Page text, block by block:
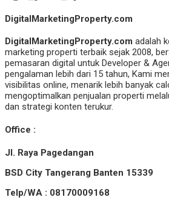
DigitalMarketingProperty.com
DigitalMarketingProperty.com adalah
marketing properti terbaik sejak 2008,
pemasaran digital untuk Developer &
pengalaman lebih dari 15 tahun, Kami
visibilitas online, menarik lebih banyak
mengoptimalkan penjualan properti
dan strategi konten terukur.
Office :
Jl. Raya Pagedangan
BSD City Tangerang Banten 15339
Telp/WA : 08170009168